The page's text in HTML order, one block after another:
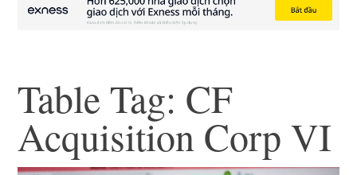
Table Tag: CF
Acquisition Corp VI